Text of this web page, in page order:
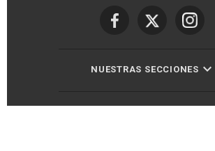
NUESTRAS SECCIONES